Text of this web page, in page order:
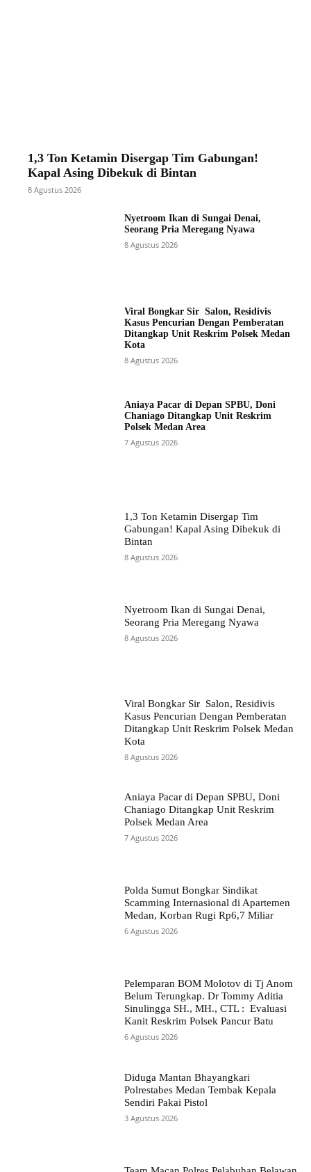
1,3 Ton Ketamin Disergap Tim Gabungan!
Kapal Asing Dibekuk di Bintan
8 Agustus 2026
Nyetroom Ikan di Sungai Denai,
Seorang Pria Meregang Nyawa
8 Agustus 2026
Viral Bongkar Sir Salon, Residivis
Kasus Pencurian Dengan Pemberatan
Ditangkap Unit Reskrim Polsek Medan
Kota
8 Agustus 2026
Aniaya Pacar di Depan SPBU, Doni
Chaniago Ditangkap Unit Reskrim
Polsek Medan Area
7 Agustus 2026
1,3 Ton Ketamin Disergap Tim
Gabungan! Kapal Asing Dibekuk di
Bintan
8 Agustus 2026
Nyetroom Ikan di Sungai Denai,
Seorang Pria Meregang Nyawa
8 Agustus 2026
Viral Bongkar Sir Salon, Residivis
Kasus Pencurian Dengan Pemberatan
Ditangkap Unit Reskrim Polsek Medan
Kota
8 Agustus 2026
Aniaya Pacar di Depan SPBU, Doni
Chaniago Ditangkap Unit Reskrim
Polsek Medan Area
7 Agustus 2026
Polda Sumut Bongkar Sindikat
Scamming Internasional di Apartemen
Medan, Korban Rugi Rp6,7 Miliar
6 Agustus 2026
Pelemparan BOM Molotov di Tj Anom
Belum Terungkap. Dr Tommy Aditia
Sinulingga SH., MH., CTL : Evaluasi
Kanit Reskrim Polsek Pancur Batu
6 Agustus 2026
Diduga Mantan Bhayangkari
Polrestabes Medan Tembak Kepala
Sendiri Pakai Pistol
3 Agustus 2026